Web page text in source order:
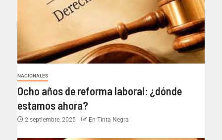
NACIONALES
Ocho años de reforma laboral: ¿dónde
estamos ahora?
2 septiembre, 2025 En Tinta Negra